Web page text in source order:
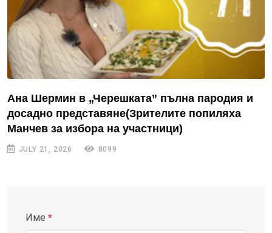
Ана Шермин в „Черешката” пълна пародия и
досадно представяне(Зрителите попиляха
Манчев за избора на участници)
JULY 21, 2026 8099
Име *